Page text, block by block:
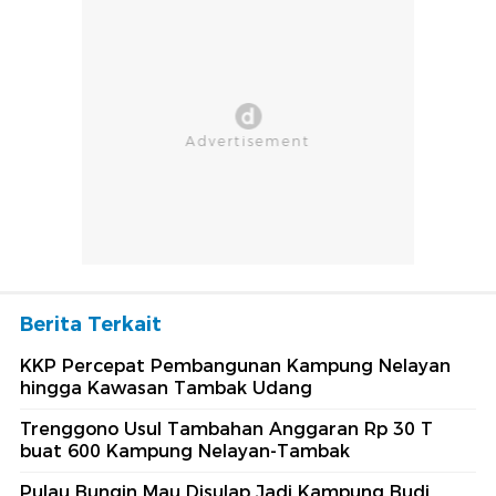
Berita Terkait
KKP Percepat Pembangunan Kampung Nelayan
hingga Kawasan Tambak Udang
Trenggono Usul Tambahan Anggaran Rp 30 T
buat 600 Kampung Nelayan-Tambak